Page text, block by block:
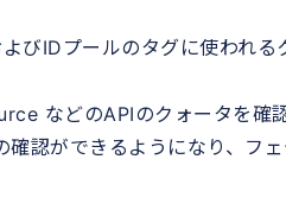
IDプールのタグに使われる
などのAPIのクォータを確
認ができるようになり、フ